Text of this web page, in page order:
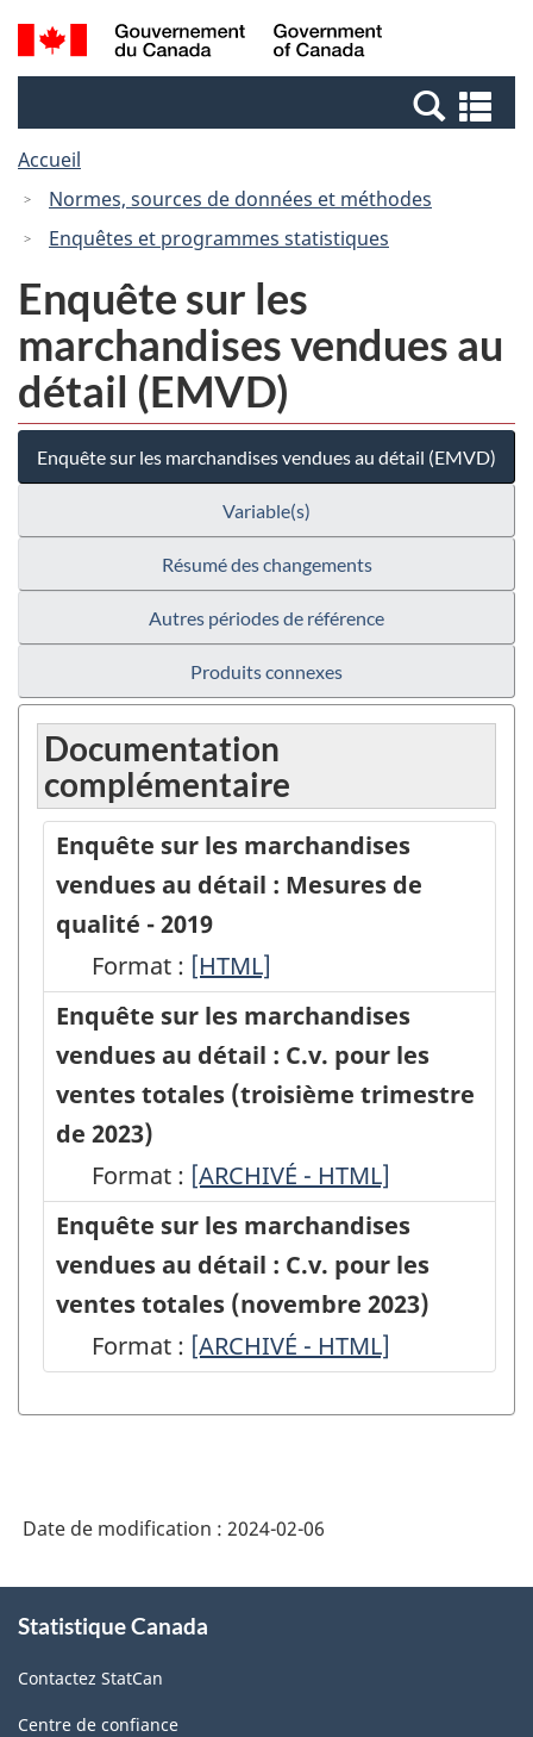
Passer
au
Passer
à
Canada
Recherche
et
et
Accueil
Normes, sources de données et méthodes
Enquêtes et programmes statistiques
Enquête sur les
marchandises vendues au
détail (EMVD)
Enquête sur les marchandises vendues au détail (EMVD)
Variable(s)
Résumé des changements
Autres périodes de référence
Produits connexes
Documentation
complémentaire
Enquête sur les marchandises
vendues au détail : Mesures de
qualité - 2019
Format : Enquête
sur
les
marchandises
au
détail
:
Mesures
de
qualité
HTML
[HTML]
Enquête sur les marchandises
vendues au détail : C.v. pour les
ventes totales (troisième trimestre
de 2023)
Format : Enquête
sur
les
marchandises
vendues
au
détail
pour
[ARCHIVÉ - HTML]
Enquête sur les marchandises
vendues au détail : C.v. pour les
ventes totales (novembre 2023)
Format : Enquête
les
au
détail
:
[ARCHIVÉ - HTML]
Date de modification : 2024-02-06
propos
ce
site
Statistique Canada
Contactez StatCan
Centre de confiance